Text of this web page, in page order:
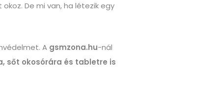
De mi van, ha létezik egy
A gsmzona.hu-nál
sőt okosórára és tabletre is